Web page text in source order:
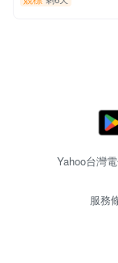
Yahoo台灣
服務